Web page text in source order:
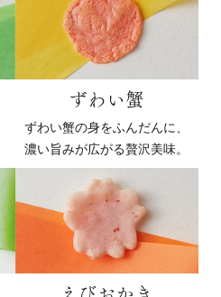
ずわい蟹
ずわい蟹の身をふんだんに、
濃い旨みが広がる贅沢美味。